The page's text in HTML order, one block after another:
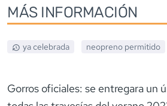
MÁS INFORMACIÓN
ya celebrada neopreno permitido
Gorros oficiales: se entregara un